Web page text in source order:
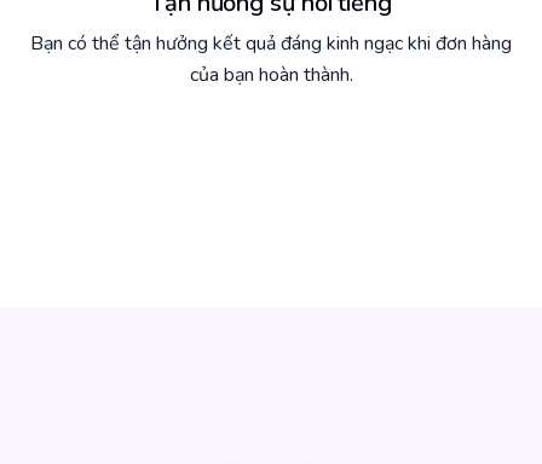
Bạn có thể tận hưởng kết quả đáng kinh ngạc khi đơn hàng
của bạn hoàn thành.